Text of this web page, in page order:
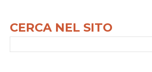
CERCA NEL SITO